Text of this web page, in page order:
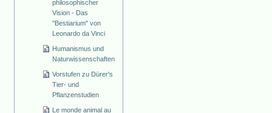
philosophischer
Vision - Das
"Bestiarium" von
Leonardo da Vinci
Humanismus und
Naturwissenschaften
Vorstufen zu Dürer's
Tier- und
Pflanzenstudien
Le monde animal au